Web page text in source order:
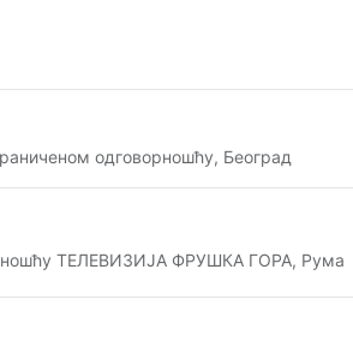
одговорношћу, Београд
ТЕЛЕВИЗИЈА ФРУШКА ГОРА, Рума